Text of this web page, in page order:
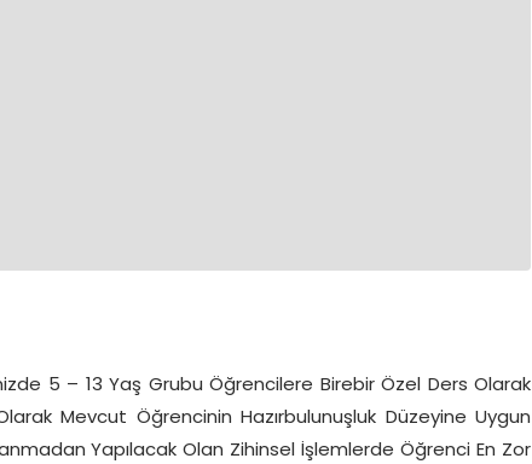
5 – 13 Yaş Grubu Öğrencilere Birebir Özel Ders Olarak
Mevcut Öğrencinin Hazırbulunuşluk Düzeyine Uygun
Yapılacak Olan Zihinsel İşlemlerde Öğrenci En Zor